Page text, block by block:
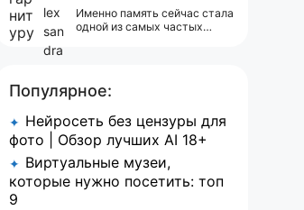
Именно память сейчас стала
одной из самых частых
Популярное:
✦ Нейросеть без цензуры для
фото | Обзор лучших AI 18+
✦ Виртуальные музеи,
которые нужно посетить: топ
9